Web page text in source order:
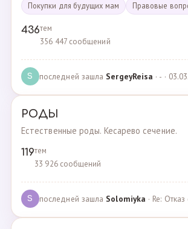
Покупки для будущих мам
Правовые
436тем
356 447 сообщений
S последней зашла SergeyReisa · - ·
РОДЫ
Естественные роды. Кесарево сечение.
119тем
33 926 сообщений
S последней зашла Solomiyka · Re: Отказ от